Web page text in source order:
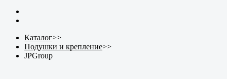
Каталог>>
Подушки и крепление>>
JPGroup